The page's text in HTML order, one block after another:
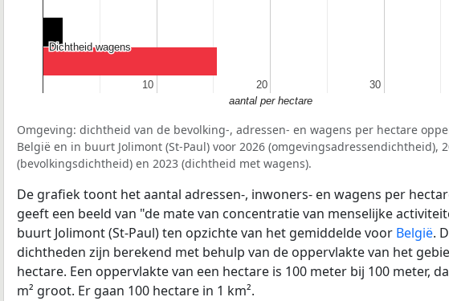
10
10 20
20 30
30
Dichtheid wagens
Dichtheid wagens
aantal per hectare
Omgeving: dichtheid van de bevolking-, adressen- en wagens per hectare
België en in buurt Jolimont (St-Paul) voor 2026 (omgevingsadressendichtheid),
(bevolkingsdichtheid) en 2023 (dichtheid met wagens).
De grafiek toont het aantal adressen-, inwoners- en wagens per
geeft een beeld van "de mate van concentratie van menselijke
buurt Jolimont (St-Paul) ten opzichte van het gemiddelde voor België.
dichtheden zijn berekend met behulp van de oppervlakte van het
hectare. Een oppervlakte van een hectare is 100 meter bij 100 meter,
m² groot. Er gaan 100 hectare in 1 km².